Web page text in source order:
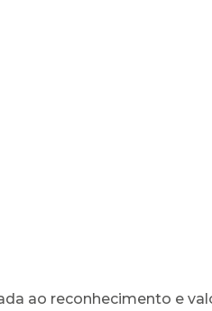
ao reconhecimento e